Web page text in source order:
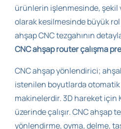
ürünlerin işlenmesinde,
olarak kesilmesinde büyük
ahşap CNC tezgahının
CNC ahşap router çalışma
CNC ahşap yönlendirici;
istenilen boyutlarda otomatik
makinelerdir. 3D hareket için
üzerinde çalışır. CNC ahşap
yönlendirme, oyma, delme,